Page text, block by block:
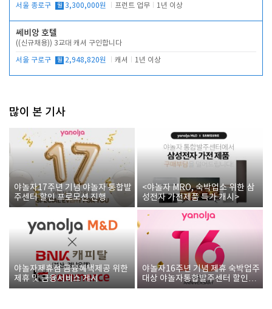
서울 종로구 월 3,300,000원 프런트 업무 1년 이상
쎄비앙 호텔
((신규채용)) 3교대 캐셔 구인합니다
서울 구로구 월 2,948,820원 캐셔 1년 이상
많이 본 기사
야놀자17주년 기념 야놀자 통합발
주센터 할인 프로모션 진행
<야놀자 MRO, 숙박업소 위한 삼
성전자 가전제품 특가 개시>
야놀자제휴점 금융혜택제공 위한
제휴 및 금융서비스 게시
야놀자16주년 기념 제휴 숙박업주
대상 야놀자통합발주센터 할인쿠
폰 증정